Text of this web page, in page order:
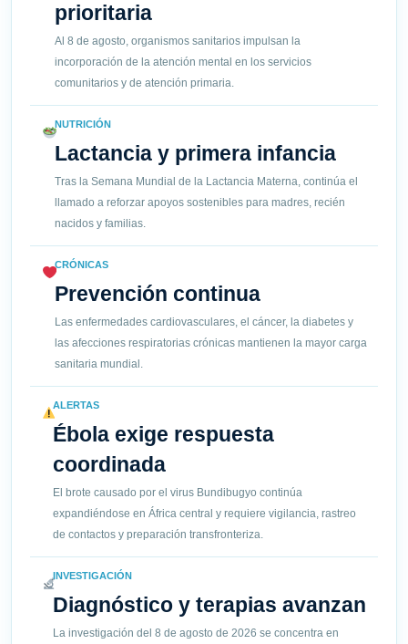
prioritaria
Al 8 de agosto, organismos sanitarios impulsan la
incorporación de la atención mental en los servicios
comunitarios y de atención primaria.
NUTRICIÓN
Lactancia y primera infancia
Tras la Semana Mundial de la Lactancia Materna, continúa el
llamado a reforzar apoyos sostenibles para madres, recién
nacidos y familias.
CRÓNICAS
Prevención continua
Las enfermedades cardiovasculares, el cáncer, la diabetes y
las afecciones respiratorias crónicas mantienen la mayor carga
sanitaria mundial.
ALERTAS
Ébola exige respuesta
coordinada
El brote causado por el virus Bundibugyo continúa
expandiéndose en África central y requiere vigilancia, rastreo
de contactos y preparación transfronteriza.
INVESTIGACIÓN
Diagnóstico y terapias avanzan
La investigación del 8 de agosto de 2026 se concentra en